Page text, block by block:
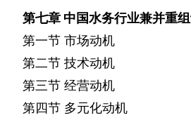
第七章 中国水务行业兼并重
第一节 市场动机
第二节 技术动机
第三节 经营动机
第四节 多元化动机